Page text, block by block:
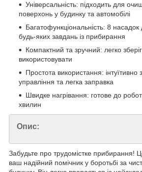
Універсальність: підходить для
поверхонь у будинку та автомобілі
Багатофункціональність: 8
будь-яких завдань із прибирання
Компактний та зручний: легко
використовувати
Простота використання: інтуїтивно
управління та легка заправка
Швидке нагрівання: готове до
хвилин
Опис:
Забудьте про трудомістке прибирання!
ваш надійний помічник у боротьбі за